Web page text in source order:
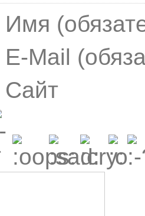
Имя
E-Mail
Сайт